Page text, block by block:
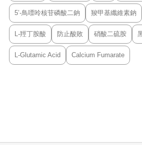
5’-鳥嘌呤核苷磷酸二鈉 羧甲基纖維素鈉
L-羥丁胺酸 防止酸敗 硝酸二硫胺
L-Glutamic Acid Calcium Fumarate